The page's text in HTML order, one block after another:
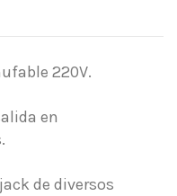
220V.
en
de diversos